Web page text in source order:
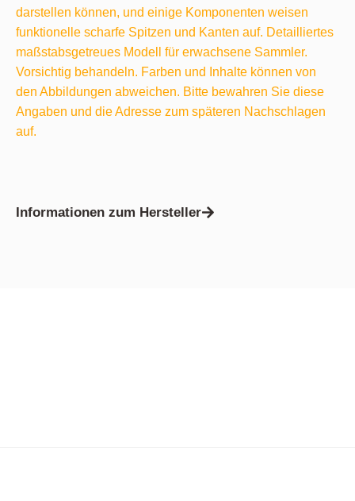
darstellen können, und einige Komponenten weisen
funktionelle scharfe Spitzen und Kanten auf. Detailliertes
maßstabsgetreues Modell für erwachsene Sammler.
Vorsichtig behandeln. Farben und Inhalte können von
den Abbildungen abweichen. Bitte bewahren Sie diese
Angaben und die Adresse zum späteren Nachschlagen
auf.
Informationen zum Hersteller